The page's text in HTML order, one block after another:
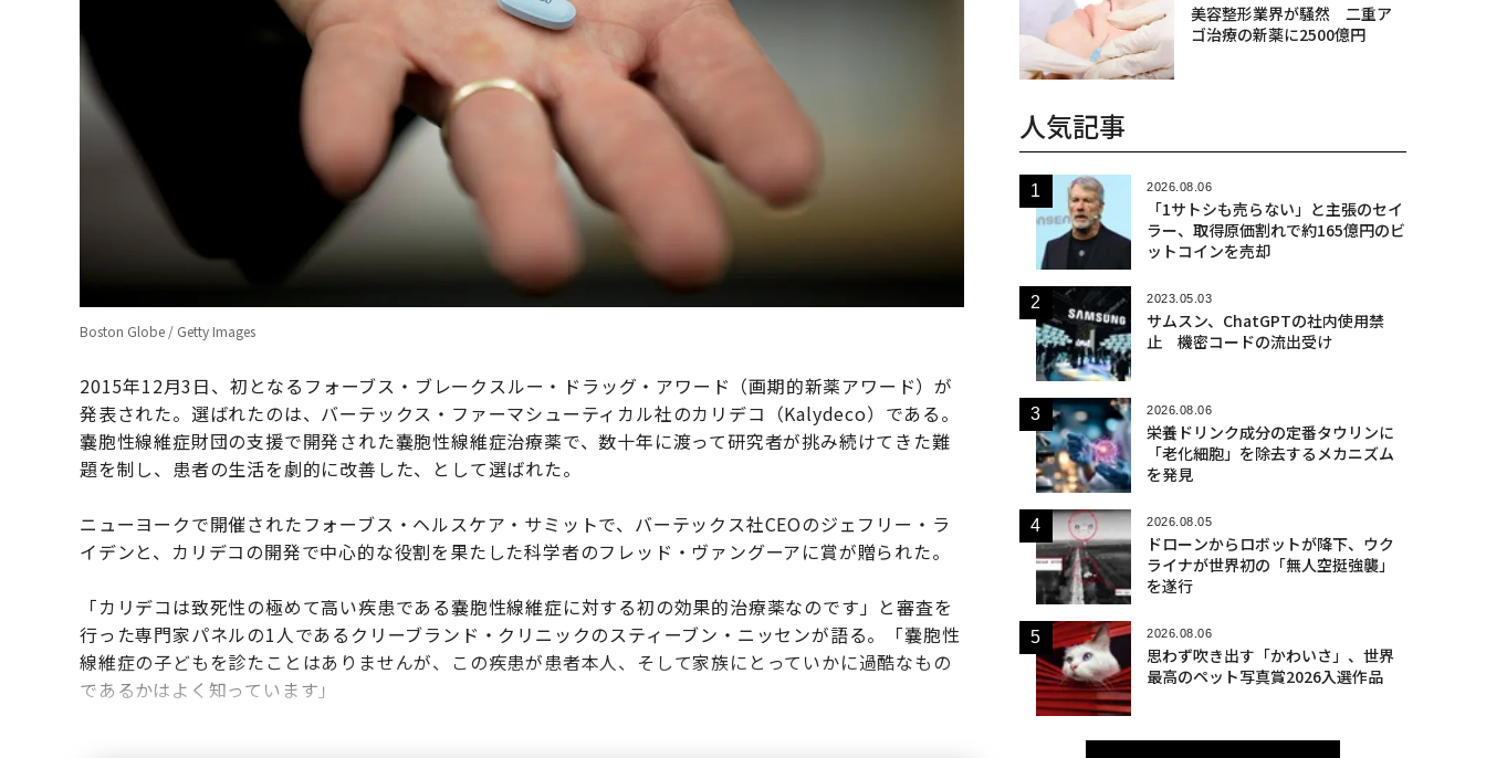
Boston Globe / Getty Images
2015年12月3日、初となるフォーブス・ブレークスルー・ドラッグ・アワード（画期的新薬アワード）が
発表された。選ばれたのは、バーテックス・ファーマシューティカル社のカリデコ（Kalydeco）である。
嚢胞性線維症財団の支援で開発された嚢胞性線維症治療薬で、数十年に渡って研究者が挑み続けてきた難
題を制し、患者の生活を劇的に改善した、として選ばれた。
ニューヨークで開催されたフォーブス・ヘルスケア・サミットで、バーテックス社CEOのジェフリー・ラ
イデンと、カリデコの開発で中心的な役割を果たした科学者のフレッド・ヴァングーアに賞が贈られた。
「カリデコは致死性の極めて高い疾患である嚢胞性線維症に対する初の効果的治療薬なのです」と審査を
行った専門家パネルの1人であるクリーブランド・クリニックのスティーブン・ニッセンが語る。「嚢胞性
線維症の子どもを診たことはありませんが、この疾患が患者本人、そして家族にとっていかに過酷なもの
であるかはよく知っています」
美容整形業界が騒然 二重ア
ゴ治療の新薬に2500億円
人気記事
2026.08.06
「1サトシも売らない」と主張のセイ
ラー、取得原価割れで約165億円のビ
ットコインを売却
2023.05.03
サムスン、ChatGPTの社内使用禁
止 機密コードの流出受け
2026.08.06
栄養ドリンク成分の定番タウリンに
「老化細胞」を除去するメカニズム
を発見
2026.08.05
ドローンからロボットが降下、ウク
ライナが世界初の「無人空挺強襲」
を遂行
2026.08.06
思わず吹き出す「かわいさ」、世界
最高のペット写真賞2026入選作品